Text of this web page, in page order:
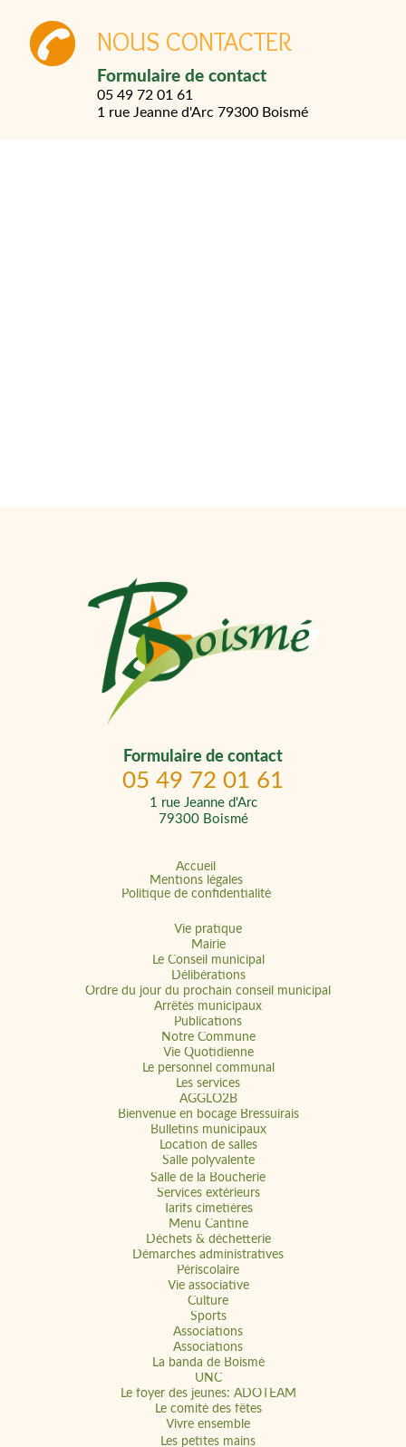
NOUS CONTACTER
Formulaire de contact
05 49 72 01 61
1 rue Jeanne d'Arc 79300 Boismé
Formulaire de contact
05 49 72 01 61
1 rue Jeanne d'Arc
79300 Boismé
Accueil
Mentions légales
Politique de confidentialité
Vie pratique
Mairie
Le Conseil municipal
Délibérations
Ordre du jour du prochain conseil municipal
Arrêtés municipaux
Publications
Notre Commune
Vie Quotidienne
Le personnel communal
Les services
AGGLO2B
Bienvenue en bocage Bressuirais
Bulletins municipaux
Location de salles
Salle polyvalente
Salle de la Boucherie
Services extérieurs
Tarifs cimetières
Menu Cantine
Déchets & déchetterie
Démarches administratives
Périscolaire
Vie associative
Culture
Sports
Associations
Associations
La banda de Boismé
UNC
Le foyer des jeunes: ADOTEAM
Le comité des fêtes
Vivre ensemble
Les petites mains